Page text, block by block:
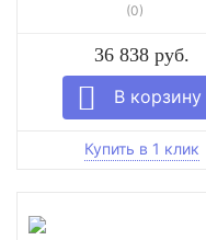
(0)
36 838 руб.